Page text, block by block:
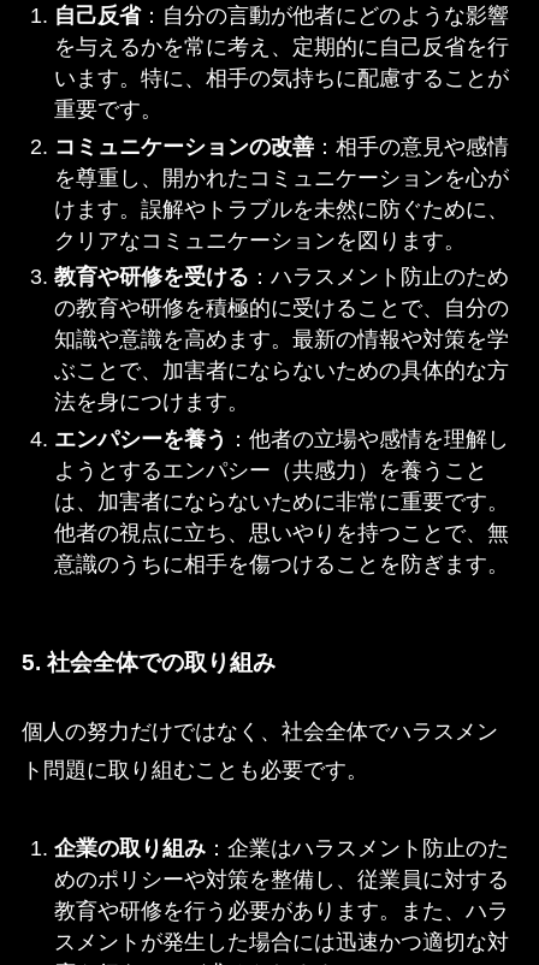
自己反省：自分の言動が他者にどのような影響
を与えるかを常に考え、定期的に自己反省を行
います。特に、相手の気持ちに配慮することが
重要です。
コミュニケーションの改善：相手の意見や感情
を尊重し、開かれたコミュニケーションを心が
けます。誤解やトラブルを未然に防ぐために、
クリアなコミュニケーションを図ります。
教育や研修を受ける ：ハラスメント防止のため
の教育や研修を積極的に受けることで、自分の
知識や意識を高めます。最新の情報や対策を学
ぶことで、加害者にならないための具体的な方
法を身につけます。
エンパシーを養う ：他者の立場や感情を理解し
ようとするエンパシー（共感力）を養うこと
は、加害者にならないために非常に重要です。
他者の視点に立ち、思いやりを持つことで、無
意識のうちに相手を傷つけることを防ぎます。
5. 社会全体での取り組み
個人の努力だけではなく、社会全体でハラスメン
ト問題に取り組むことも必要です。
企業の取り組み：企業はハラスメント防止のた
めのポリシーや対策を整備し、従業員に対する
教育や研修を行う必要があります。また、ハラ
スメントが発生した場合には迅速かつ適切な対